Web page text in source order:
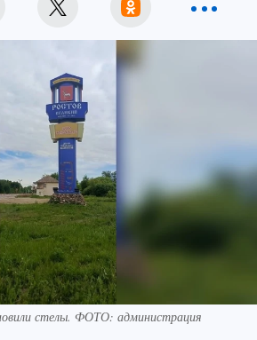
стелы. ФОТО: администрация